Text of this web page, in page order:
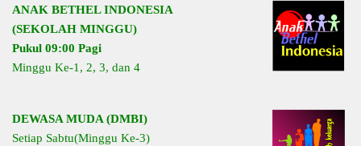
ANAK BETHEL INDONESIA
(SEKOLAH MINGGU)
Pukul 09:00 Pagi
Minggu Ke-1, 2, 3, dan 4
DEWASA MUDA (DMBI)
Setiap Sabtu(Minggu Ke-3)